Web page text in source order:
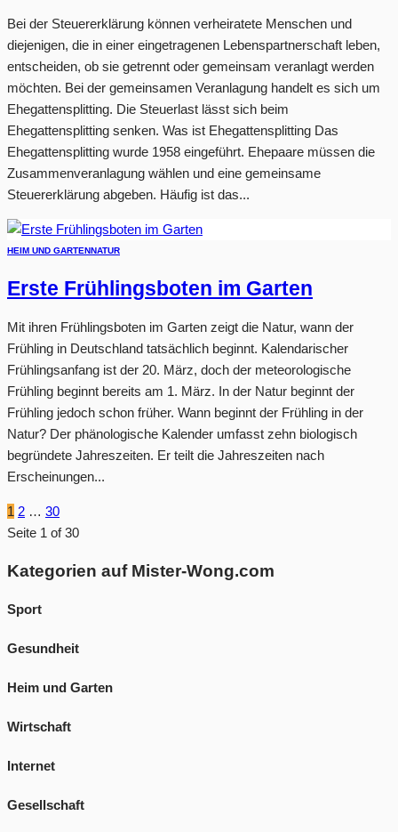
Bei der Steuererklärung können verheiratete Menschen und
diejenigen, die in einer eingetragenen Lebenspartnerschaft leben,
entscheiden, ob sie getrennt oder gemeinsam veranlagt werden
möchten. Bei der gemeinsamen Veranlagung handelt es sich um
Ehegattensplitting. Die Steuerlast lässt sich beim
Ehegattensplitting senken. Was ist Ehegattensplitting Das
Ehegattensplitting wurde 1958 eingeführt. Ehepaare müssen die
Zusammenveranlagung wählen und eine gemeinsame
Steuererklärung abgeben. Häufig ist das...
HEIM UND GARTEN NATUR
Erste Frühlingsboten im Garten
Mit ihren Frühlingsboten im Garten zeigt die Natur, wann der
Frühling in Deutschland tatsächlich beginnt. Kalendarischer
Frühlingsanfang ist der 20. März, doch der meteorologische
Frühling beginnt bereits am 1. März. In der Natur beginnt der
Frühling jedoch schon früher. Wann beginnt der Frühling in der
Natur? Der phänologische Kalender umfasst zehn biologisch
begründete Jahreszeiten. Er teilt die Jahreszeiten nach
Erscheinungen...
1 2 … 30
Seite 1 of 30
Kategorien auf Mister-Wong.com
Sport
Gesundheit
Heim und Garten
Wirtschaft
Internet
Gesellschaft